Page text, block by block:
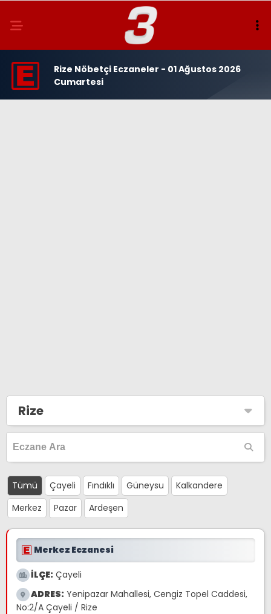
Rize Nöbetçi Eczaneler - 01 Ağustos 2026
Cumartesi
Rize
Tümü Çayeli Fındıklı Güneysu
Kalkandere
Merkez
Pazar Ardeşen
Merkez Eczanesi
İLÇE: Çayeli
ADRES: Yenipazar Mahallesi, Cengiz Topel Caddesi,
No:2/A Çayeli / Rize